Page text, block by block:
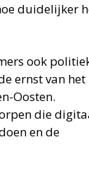
duidelijker
ook
ernst van het
Oosten.
die
en de